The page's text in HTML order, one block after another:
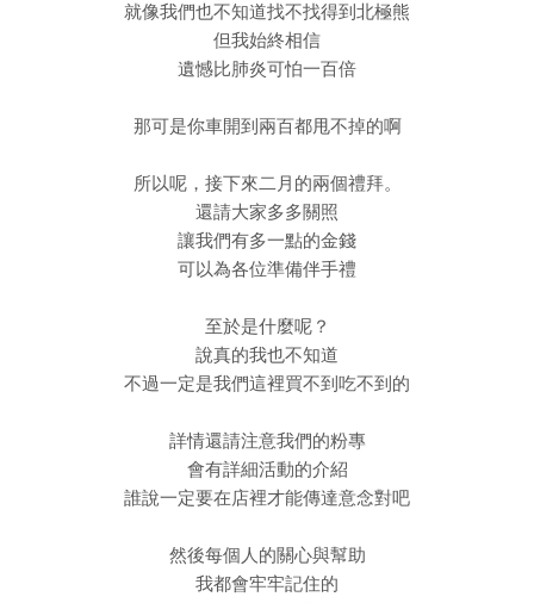
就像我們也不知道找不找得到北極熊
但我始終相信
遺憾比肺炎可怕一百倍
那可是你車開到兩百都甩不掉的啊
所以呢，接下來二月的兩個禮拜。
還請大家多多關照
讓我們有多一點的金錢
可以為各位準備伴手禮
至於是什麼呢？
說真的我也不知道
不過一定是我們這裡買不到吃不到的
詳情還請注意我們的粉專
會有詳細活動的介紹
誰說一定要在店裡才能傳達意念對吧
然後每個人的關心與幫助
我都會牢牢記住的